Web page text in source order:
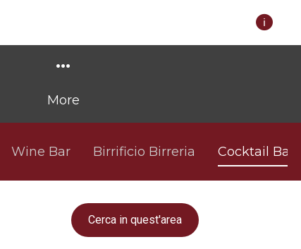
More
Wine Bar Birrificio Birreria Cocktail Bar
Cerca in quest'area